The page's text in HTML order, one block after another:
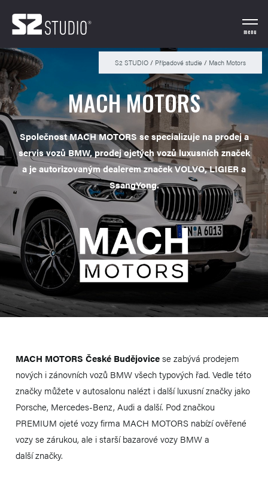
menu
S2 STUDIO / Případové studie / Mach Motors
MACH MOTORS
Společnost MACH MOTORS se specializuje na prodej a
servis vozů BMW, prodej ojetých vozů luxusních značek
a je autorizovaným dealerem značek VOLVO, LIGIER a
SsangYong.
MACH MOTORS České Budějovicese zabývá prodejem
nových i zánovních vozů BMW všech typových řad. Vedle této
značky můžete v autosalonu nalézt i další luxusní značky jako
Porsche, Mercedes-Benz, Audi a další. Pod značkou
PREMIUM ojeté vozy firma MACH MOTORS nabízí ověřené
vozy se zárukou, ale i starší bazarové vozy BMW a
další značky.